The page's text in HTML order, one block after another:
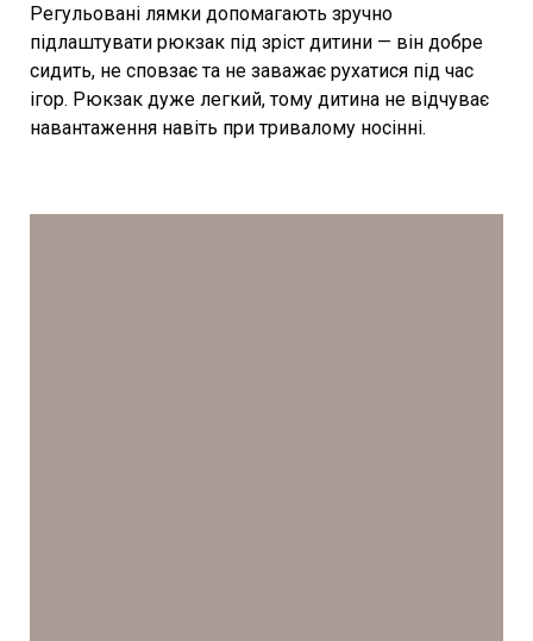
Регульовані лямки допомагають зручно
підлаштувати рюкзак під зріст дитини — він добре
сидить, не сповзає та не заважає рухатися під час
ігор. Рюкзак дуже легкий, тому дитина не відчуває
навантаження навіть при тривалому носінні.